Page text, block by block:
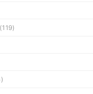
(119)